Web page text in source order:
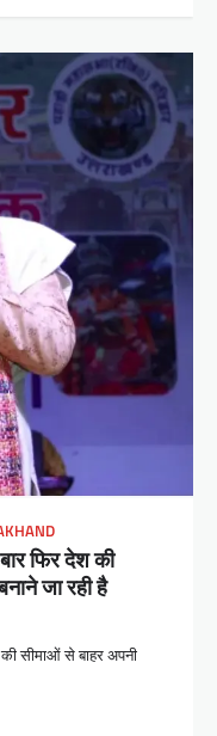
फिर देश की
जा रही है
सीमाओं से बाहर अपनी